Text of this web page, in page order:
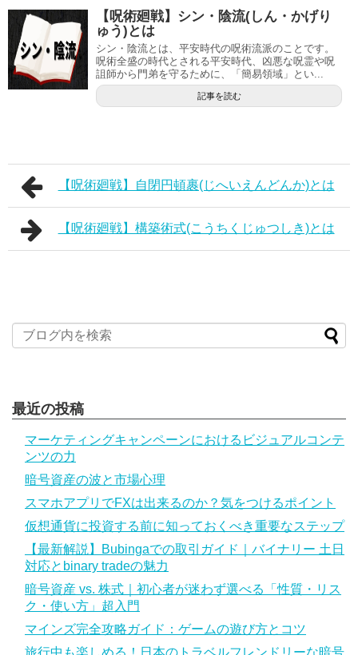
【呪術廻戦】シン・陰流(しん・かげり
ゅう)とは
シン・陰流とは、平安時代の呪術流派のことです。
呪術全盛の時代とされる平安時代、凶悪な呪霊や呪
詛師から門弟を守るために、「簡易領域」とい...
記事を読む
【呪術廻戦】自閉円頓裹(じへいえんどんか)とは
【呪術廻戦】構築術式(こうちくじゅつしき)とは
最近の投稿
マーケティングキャンペーンにおけるビジュアルコンテ
ンツの力
暗号資産の波と市場心理
スマホアプリでFXは出来るのか？気をつけるポイント
仮想通貨に投資する前に知っておくべき重要なステップ
【最新解説】Bubingaでの取引ガイド｜バイナリー 土日
対応とbinary tradeの魅力
暗号資産 vs. 株式｜初心者が迷わず選べる「性質・リス
ク・使い方」超入門
マインズ完全攻略ガイド：ゲームの遊び方とコツ